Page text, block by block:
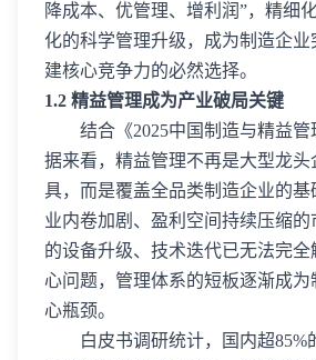
降成本、优管理、增利润”，精细
化的科学管理升级，成为制造企
建核心竞争力的必然选择。
1.2 精益管理成为产业破局关键
结合《2025中国制造与精益
据来看，精益管理不再是大型龙头
具，而是覆盖全品类制造企业的
业内卷加剧、盈利空间持续压缩
的设备升级、技术迭代已无法完
心问题，管理体系的短板逐渐成
心瓶颈。
白皮书调研统计，国内超85%